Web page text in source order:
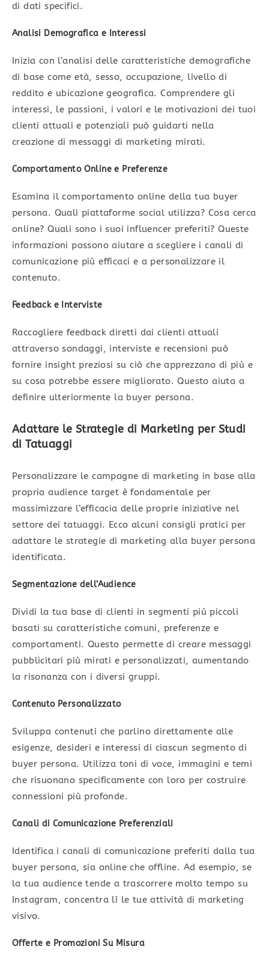
di dati specifici.
Analisi Demografica e Interessi
Inizia con l’analisi delle caratteristiche demografiche
di base come età, sesso, occupazione, livello di
reddito e ubicazione geografica. Comprendere gli
interessi, le passioni, i valori e le motivazioni dei tuoi
clienti attuali e potenziali può guidarti nella
creazione di messaggi di marketing mirati.
Comportamento Online e Preferenze
Esamina il comportamento online della tua buyer
persona. Quali piattaforme social utilizza? Cosa cerca
online? Quali sono i suoi influencer preferiti? Queste
informazioni possono aiutare a scegliere i canali di
comunicazione più efficaci e a personalizzare il
contenuto.
Feedback e Interviste
Raccogliere feedback diretti dai clienti attuali
attraverso sondaggi, interviste e recensioni può
fornire insight preziosi su ciò che apprezzano di più e
su cosa potrebbe essere migliorato. Questo aiuta a
definire ulteriormente la buyer persona.
Adattare le Strategie di Marketing per Studi
di Tatuaggi
Personalizzare le campagne di marketing in base alla
propria audience target è fondamentale per
massimizzare l’efficacia delle proprie iniziative nel
settore dei tatuaggi. Ecco alcuni consigli pratici per
adattare le strategie di marketing alla buyer persona
identificata.
Segmentazione dell’Audience
Dividi la tua base di clienti in segmenti più piccoli
basati su caratteristiche comuni, preferenze e
comportamenti. Questo permette di creare messaggi
pubblicitari più mirati e personalizzati, aumentando
la risonanza con i diversi gruppi.
Contenuto Personalizzato
Sviluppa contenuti che parlino direttamente alle
esigenze, desideri e interessi di ciascun segmento di
buyer persona. Utilizza toni di voce, immagini e temi
che risuonano specificamente con loro per costruire
connessioni più profonde.
Canali di Comunicazione Preferenziali
Identifica i canali di comunicazione preferiti dalla tua
buyer persona, sia online che offline. Ad esempio, se
la tua audience tende a trascorrere molto tempo su
Instagram, concentra lì le tue attività di marketing
visivo.
Offerte e Promozioni Su Misura